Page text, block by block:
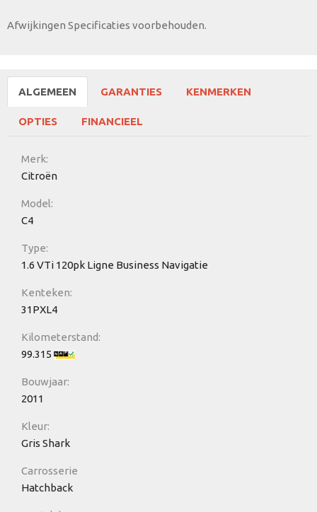
Afwijkingen Specificaties voorbehouden.
ALGEMEEN GARANTIES KENMERKEN
OPTIES FINANCIEEL
Merk:
Citroën
Model:
C4
Type:
1.6 VTi 120pk Ligne Business Navigatie
Kenteken:
31PXL4
Kilometerstand:
99.315
Bouwjaar:
2011
Kleur:
Gris Shark
Carrosserie
Hatchback